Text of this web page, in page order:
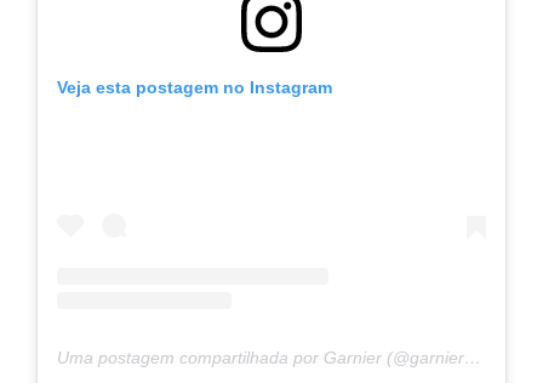
Veja esta postagem no Instagram
Uma postagem compartilhada por Garnier (@garnier_bg)